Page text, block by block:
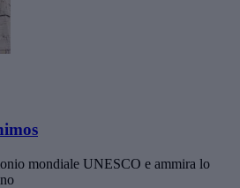
mondiale UNESCO e ammira lo